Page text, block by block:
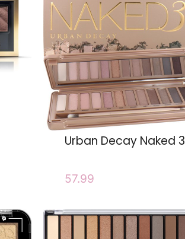
Urban Decay Naked 3
57.99